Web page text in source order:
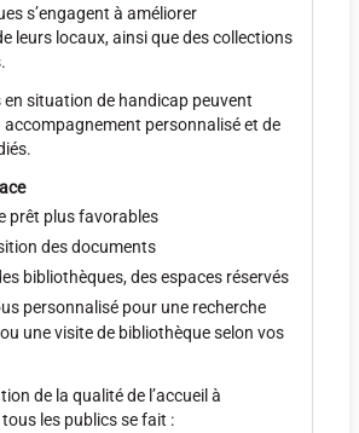
s’engagent à améliorer
leurs locaux, ainsi que des collections
en situation de handicap peuvent
accompagnement personnalisé et de
prêt plus favorables
des documents
bibliothèques, des espaces réservés
personnalisé pour une recherche
une visite de bibliothèque selon vos
de la qualité de l’accueil à
les publics se fait :